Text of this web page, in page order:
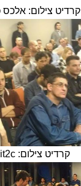
קרדיט צילום: אלכס
קרדיט צילום: Bit2c